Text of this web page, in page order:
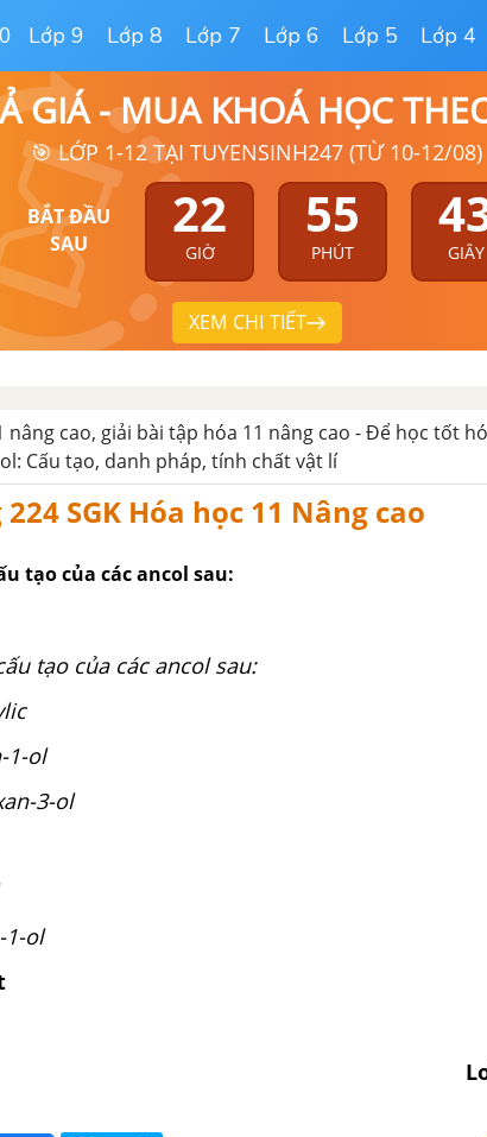
Lớp 9 Lớp 8 Lớp 7 Lớp 6 Lớp 5 Lớp 4
GIÁ - MUA KHOÁ HỌC
🎯 LỚP 1-12 TẠI TUYENSINH247 (TỪ 10-12/08)
BẮT ĐẦU
SAU
22
GIỜ
55
PHÚT GIÂY
XEM CHI TIẾT
nâng cao, giải bài tập hóa 11 nâng cao - Để học tốt
Cấu tạo, danh pháp, tính chất vật lí
SGK Hóa học 11 Nâng cao
tạo của các ancol sau:
tạo của các ancol sau:
1-ol
3-ol
en-1-ol
1-ol